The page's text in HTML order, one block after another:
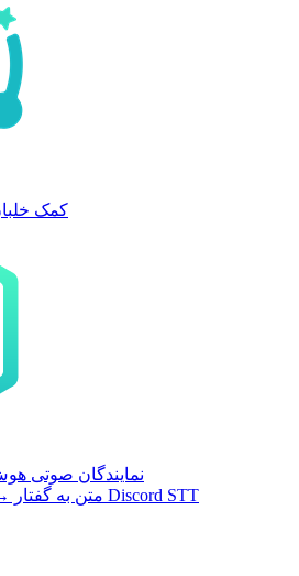
کمک
نمایندگان صوتی
متن به گفتار ربات Discord STT